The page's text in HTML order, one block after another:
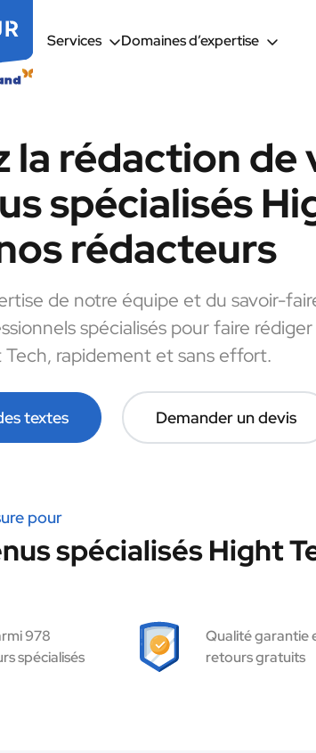
Services Domaines d’expertise
la rédaction de
spécialisés
rédacteurs
de notre équipe et du savoir-
spécialisés pour faire
Tech, rapidement et sans effort.
textes Demander un devis
pour
spécialisés Hight
978
spécialisés
Qualité garantie
retours gratuits